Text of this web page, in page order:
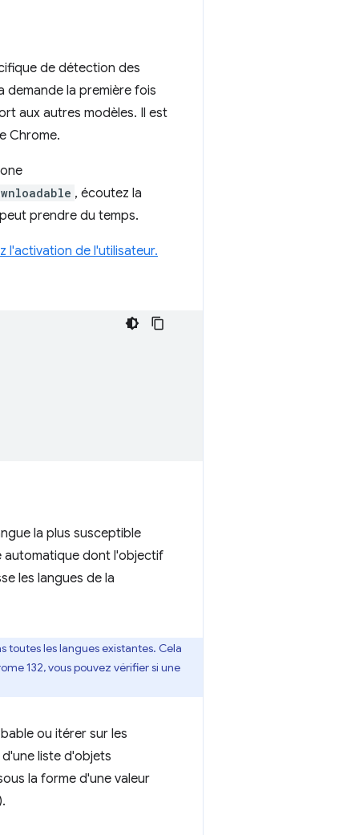
de détection des
demande la première fois
aux autres modèles. Il est
Chrome.
, écoutez la
prendre du temps.
l'activation de l'utilisateur.
la plus susceptible
dont l'objectif
les langues de la
toutes les langues existantes. Cela
132, vous pouvez vérifier si une
ou itérer sur les
liste d'objets
la forme d'une valeur